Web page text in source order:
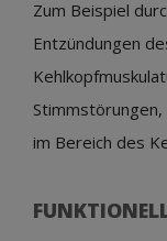
Zum Beispiel
Entzündungen
im Bereich des